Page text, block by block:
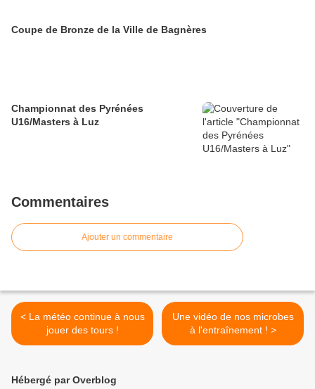
Coupe de Bronze de la Ville de Bagnères
Championnat des Pyrénées
U16/Masters à Luz
Commentaires
Ajouter un commentaire
< La météo continue à nous
jouer des tours !
Une vidéo de nos microbes
à l'entraînement ! >
Hébergé par Overblog